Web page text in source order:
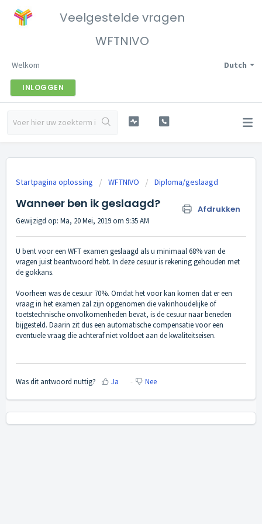
Veelgestelde vragen
WFTNIVO
Dutch
Welkom
INLOGGEN
Startpagina oplossing WFTNIVO Diploma/geslaagd
Wanneer ben ik geslaagd? Afdrukken
Gewijzigd op: Ma, 20 Mei, 2019 om 9:35 AM
U bent voor een WFT examen geslaagd als u minimaal 68% van de
vragen juist beantwoord hebt. In deze cesuur is rekening gehouden met
de gokkans.
Voorheen was de cesuur 70%. Omdat het voor kan komen dat er een
vraag in het examen zal zijn opgenomen die vakinhoudelijke of
toetstechnische onvolkomenheden bevat, is de cesuur naar beneden
bijgesteld. Daarin zit dus een automatische compensatie voor een
eventuele vraag die achteraf niet voldoet aan de kwaliteitseisen.
Was dit antwoord nuttig? Ja Nee